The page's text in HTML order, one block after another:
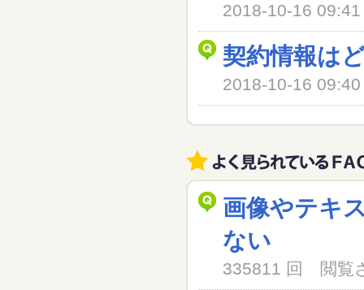
2018-10-16
契約情報は
2018-10-16
画像やテキ
ない
335811 回 閲覧